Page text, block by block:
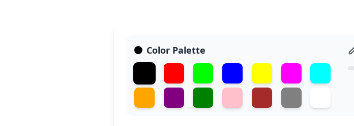
Color Palette